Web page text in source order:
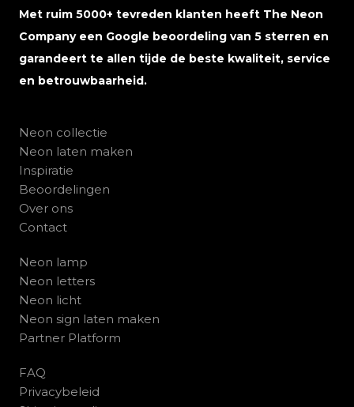
Met ruim 5000+ tevreden klanten heeft The Neon
Company een Google beoordeling van 5 sterren en
garandeert te allen tijde de beste kwaliteit, service
en betrouwbaarheid.
Neon collectie
Neon laten maken
Inspiratie
Beoordelingen
Over ons
Contact
Neon lamp
Neon letters
Neon licht
Neon sign laten maken
Partner Platform
FAQ
Privacybeleid